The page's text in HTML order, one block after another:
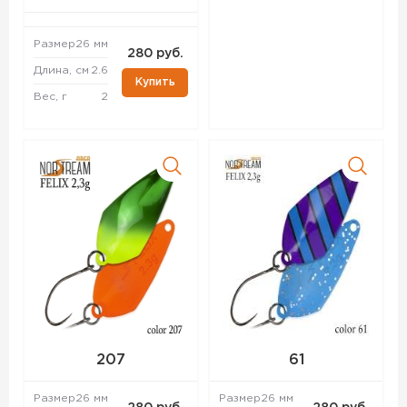
Размер26 мм
Длина, см 2.6
Вес, г 2
280 руб.
Купить
207
Размер26 мм
61
Размер26 мм